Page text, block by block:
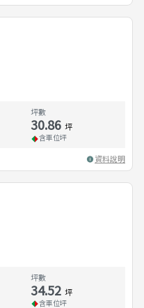
坪數
30.86 坪
含車位坪
資料說明
坪數
34.52 坪
含車位坪